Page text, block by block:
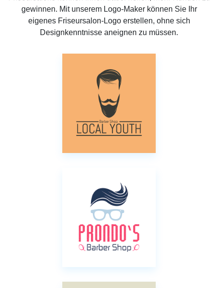
gewinnen. Mit unserem Logo-Maker können Sie Ihr
eigenes Friseursalon-Logo erstellen, ohne sich
Designkenntnisse aneignen zu müssen.